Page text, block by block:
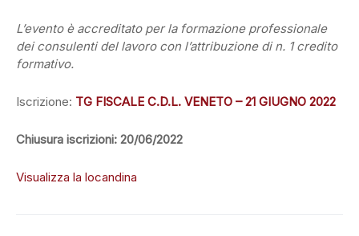
L’evento è accreditato per la formazione professionale
dei consulenti del lavoro con l’attribuzione di n. 1 credito
formativo.
Iscrizione: TG FISCALE C.D.L. VENETO – 21 GIUGNO 2022
Chiusura iscrizioni: 20/06/2022
Visualizza la locandina